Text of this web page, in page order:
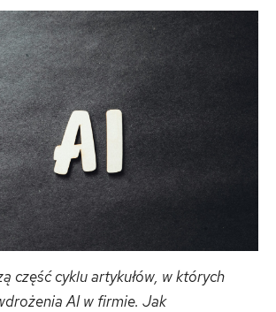
część cyklu artykułów, w których
AI w firmie. Jak